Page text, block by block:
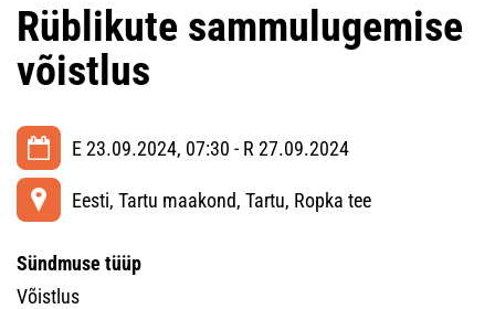
Rüblikute sammulugemise
võistlus
E 23.09.2024, 07:30 - R 27.09.2024
Eesti, Tartu maakond, Tartu, Ropka tee
Sündmuse tüüp
Võistlus